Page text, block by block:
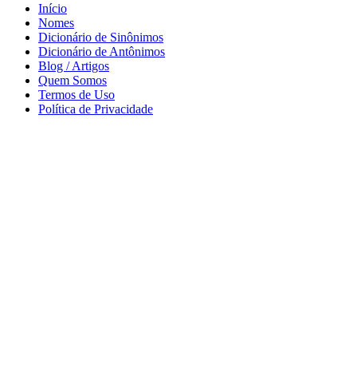
Início
Nomes
Dicionário de Sinônimos
Dicionário de Antônimos
Blog / Artigos
Quem Somos
Termos de Uso
Política de Privacidade